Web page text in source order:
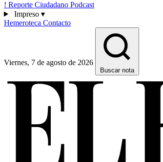
! Reporte Ciudadano Podcast
Impreso ▾
Hemeroteca Contacto
Viernes, 7 de agosto de 2026
Buscar nota